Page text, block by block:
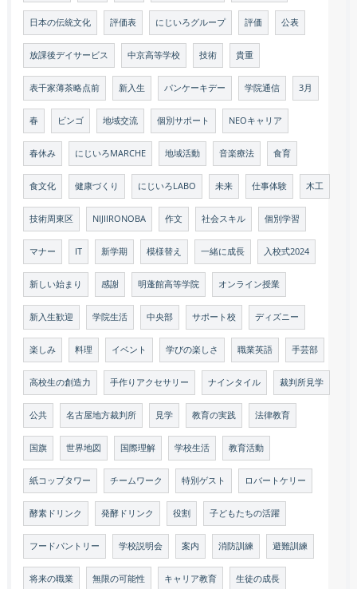
日本の伝統文化 評価表 にじいろグループ 評価 公表
放課後デイサービス 中京高等学校 技術 貴重
表千家薄茶略点前 新入生 パンケーキデー 学院通信 3月
春 ビンゴ 地域交流 個別サポート NEOキャリア
春休み にじいろMARCHE 地域活動 音楽療法 食育
食文化 健康づくり にじいろLABO 未来 仕事体験 木工
技術周東区 NIJIIRONOBA 作文 社会スキル 個別学習
マナー IT 新学期 模様替え 一緒に成長 入校式2024
新しい始まり 感謝 明蓬館高等学院 オンライン授業
新入生歓迎 学院生活 中央部 サポート校 ディズニー
楽しみ 料理 イベント 学びの楽しさ 職業英語 手芸部
高校生の創造力 手作りアクセサリー ナインタイル 裁判所見学
公共 名古屋地方裁判所 見学 教育の実践 法律教育
国旗 世界地図 国際理解 学校生活 教育活動
紙コップタワー チームワーク 特別ゲスト ロバートケリー
酵素ドリンク 発酵ドリンク 役割 子どもたちの活躍
フードパントリー 学校説明会 案内 消防訓練 避難訓練
将来の職業 無限の可能性 キャリア教育 生徒の成長